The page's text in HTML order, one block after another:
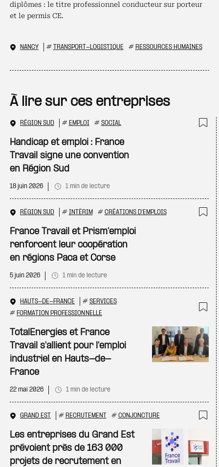
diplômes : le titre professionnel conducteur sur porteur
et le permis CE.
NANCY # TRANSPORT-LOGISTIQUE # RESSOURCES HUMAINES
À lire sur ces entreprises
RÉGION SUD # EMPLOI # SOCIAL
Handicap et emploi : France
Travail signe une convention
en Région Sud
18 juin 2026 1 min de lecture
RÉGION SUD # INTÉRIM # CRÉATIONS D'EMPLOIS
France Travail et Prism’emploi
renforcent leur coopération
en régions Paca et Corse
5 juin 2026 1 min de lecture
HAUTS-DE-FRANCE # SERVICES
# FORMATION PROFESSIONNELLE
TotalEnergies et France
Travail s'allient pour l'emploi
industriel en Hauts-de-
France
22 mai 2026 1 min de lecture
GRAND EST # RECRUTEMENT # CONJONCTURE
Les entreprises du Grand Est
prévoient près de 163 000
projets de recrutement en